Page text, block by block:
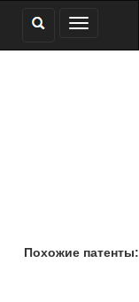
Похожие патенты: